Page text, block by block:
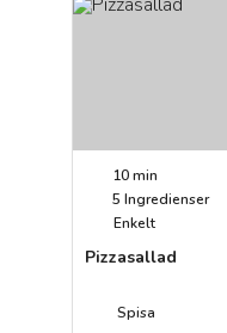
10 min
5 Ingredienser
Enkelt
Pizzasallad
Spisa